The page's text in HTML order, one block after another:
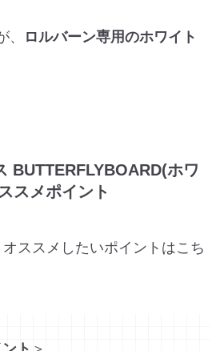
ロルバーン専用のホワイト
BUTTERFLYBOARD(ホワ
スメポイント
ススメしたいポイントはこち